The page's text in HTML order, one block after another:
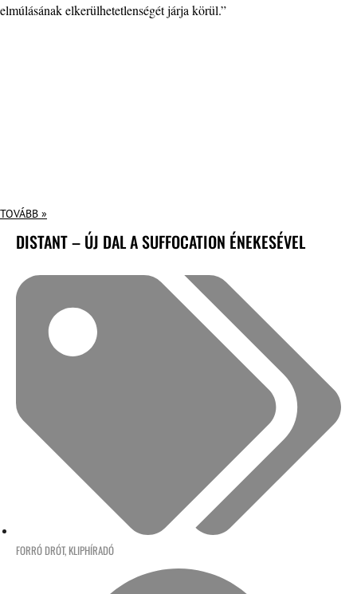
elmúlásának elkerülhetetlenségét járja körül.”
TOVÁBB »
DISTANT – ÚJ DAL A SUFFOCATION ÉNEKESÉVEL
FORRÓ DRÓT, KLIPHÍRADÓ